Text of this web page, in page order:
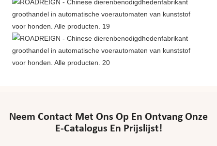
Neem Contact Met Ons Op En Ontvang Onze
E-Catalogus En Prijslijst!